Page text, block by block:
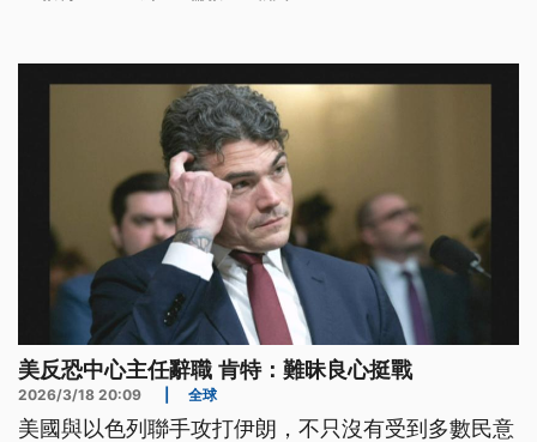
美反恐中心主任辭職 肯特：難昧良心挺戰
2026/3/18 20:09 全球
美國與以色列聯手攻打伊朗，不只沒有受到多數民意